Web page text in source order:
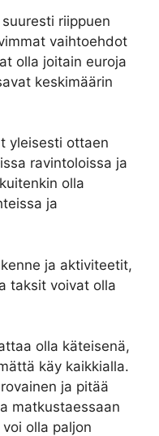
riippuen
vaihtoehdot
olla joitain euroja
keskimäärin
yleisesti ottaen
ravintoloissa ja
olla
ja
ja aktiviteetit,
taksit voivat olla
olla käteisenä,
käy kaikkialla.
ja pitää
matkustaessaan
olla paljon